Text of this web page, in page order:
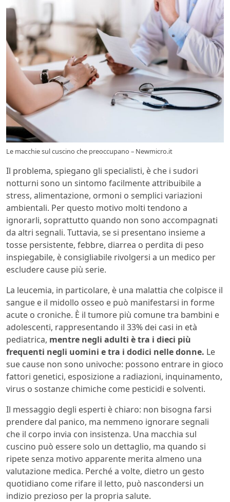
Le macchie sul cuscino che preoccupano – Newmicro.it
Il problema, spiegano gli specialisti, è che i sudori
notturni sono un sintomo facilmente attribuibile a
stress, alimentazione, ormoni o semplici variazioni
ambientali. Per questo motivo molti tendono a
ignorarli, soprattutto quando non sono accompagnati
da altri segnali. Tuttavia, se si presentano insieme a
tosse persistente, febbre, diarrea o perdita di peso
inspiegabile, è consigliabile rivolgersi a un medico per
escludere cause più serie.
La leucemia, in particolare, è una malattia che colpisce il
sangue e il midollo osseo e può manifestarsi in forme
acute o croniche. È il tumore più comune tra bambini e
adolescenti, rappresentando il 33% dei casi in età
pediatrica, mentre negli adulti è tra i dieci più
frequenti negli uomini e tra i dodici nelle donne. Le
sue cause non sono univoche: possono entrare in gioco
fattori genetici, esposizione a radiazioni, inquinamento,
virus o sostanze chimiche come pesticidi e solventi.
Il messaggio degli esperti è chiaro: non bisogna farsi
prendere dal panico, ma nemmeno ignorare segnali
che il corpo invia con insistenza. Una macchia sul
cuscino può essere solo un dettaglio, ma quando si
ripete senza motivo apparente merita almeno una
valutazione medica. Perché a volte, dietro un gesto
quotidiano come rifare il letto, può nascondersi un
indizio prezioso per la propria salute.